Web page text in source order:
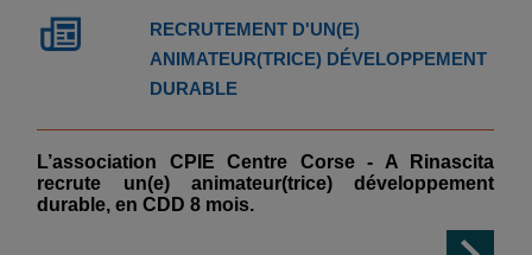
RECRUTEMENT D'UN(E)
ANIMATEUR(TRICE) DÉVELOPPEMENT
DURABLE
L’association CPIE Centre Corse - A Rinascita
recrute un(e) animateur(trice) développement
durable, en CDD 8 mois.